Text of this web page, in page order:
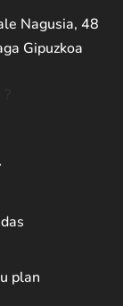
Nagusia, 48
Gipuzkoa
plan